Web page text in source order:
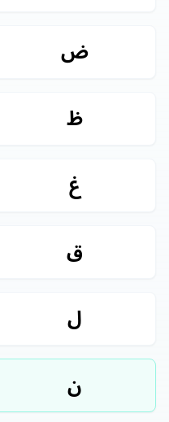
ض
ظ
غ
ق
ل
ن